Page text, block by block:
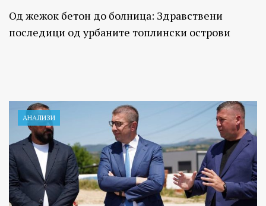
Од жежок бетон до болница: Здравствени
последици од урбаните топлински острови
АНАЛИЗИ